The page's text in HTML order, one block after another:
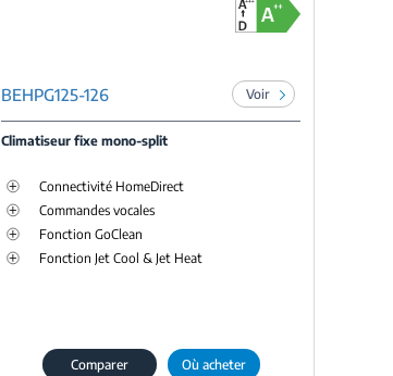
BEHPG125-126 Voir
Climatiseur fixe mono-split
Connectivité HomeDirect
Commandes vocales
Fonction GoClean
Fonction Jet Cool & Jet Heat
Comparer Où acheter